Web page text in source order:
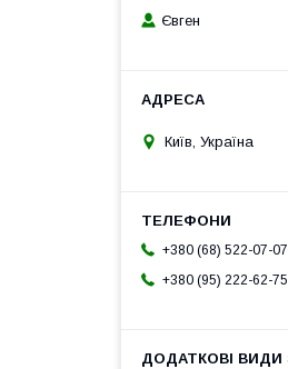
Євген
Київ, Україна
+380 (68) 522-07-07
+380 (95) 222-62-75